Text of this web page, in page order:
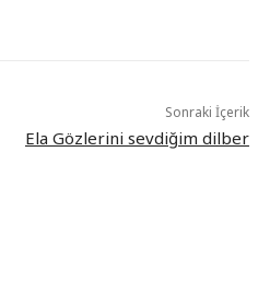
Sonraki İçerik
Ela Gözlerini sevdiğim dilber